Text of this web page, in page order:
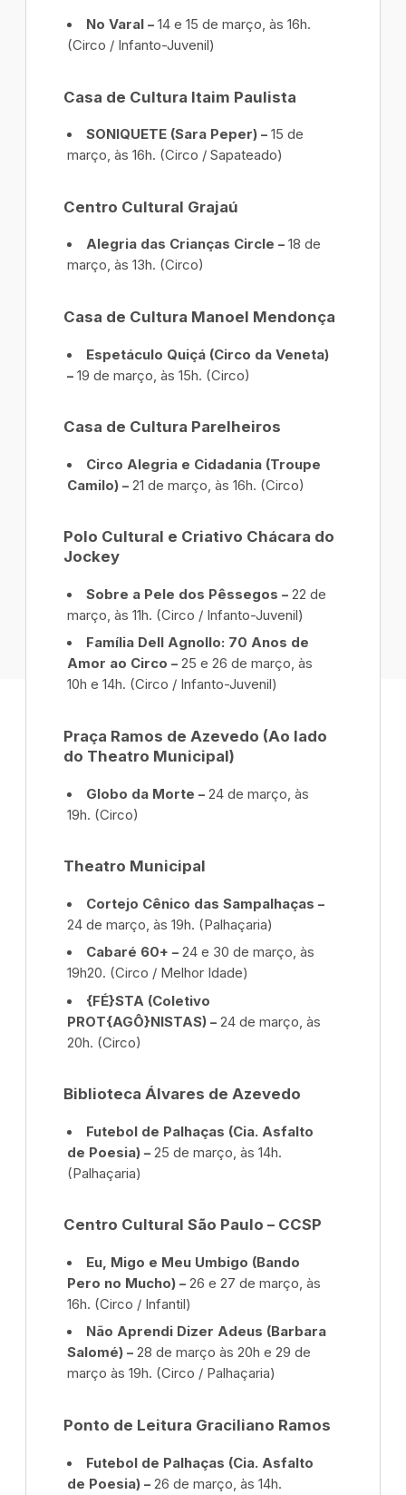
No Varal –14 e 15 de março, às 16h.
(Circo / Infanto-Juvenil)
Casa de Cultura Itaim Paulista
SONIQUETE (Sara Peper) –15 de
março, às 16h. (Circo / Sapateado)
Centro Cultural Grajaú
Alegria das Crianças Circle –18 de
março, às 13h. (Circo)
Casa de Cultura Manoel Mendonça
Espetáculo Quiçá (Circo da Veneta)
–19 de março, às 15h. (Circo)
Casa de Cultura Parelheiros
Circo Alegria e Cidadania (Troupe
Camilo) –21 de março, às 16h. (Circo)
Polo Cultural e Criativo Chácara do
Jockey
Sobre a Pele dos Pêssegos –22 de
março, às 11h. (Circo / Infanto-Juvenil)
Família Dell Agnollo: 70 Anos de
Amor ao Circo –25 e 26 de março, às
10h e 14h. (Circo / Infanto-Juvenil)
Praça Ramos de Azevedo (Ao lado
do Theatro Municipal)
Globo da Morte –24 de março, às
19h. (Circo)
Theatro Municipal
Cortejo Cênico das Sampalhaças –
24 de março, às 19h. (Palhaçaria)
Cabaré 60+ –24 e 30 de março, às
19h20. (Circo / Melhor Idade)
{FÉ}STA (Coletivo
PROT{AGÔ}NISTAS) –24 de março, às
20h. (Circo)
Biblioteca Álvares de Azevedo
Futebol de Palhaças (Cia. Asfalto
de Poesia) –25 de março, às 14h.
(Palhaçaria)
Centro Cultural São Paulo – CCSP
Eu, Migo e Meu Umbigo (Bando
Pero no Mucho) –26 e 27 de março, às
16h. (Circo / Infantil)
Não Aprendi Dizer Adeus (Barbara
Salomé) –28 de março às 20h e 29 de
março às 19h. (Circo / Palhaçaria)
Ponto de Leitura Graciliano Ramos
Futebol de Palhaças (Cia. Asfalto
de Poesia) –26 de março, às 14h.